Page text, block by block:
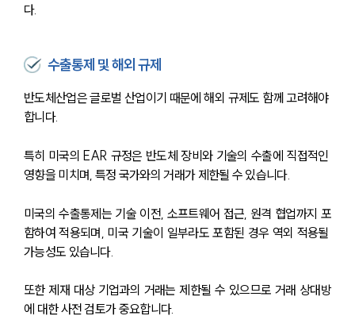
다.
수출통제 및 해외 규제
반도체산업은 글로벌 산업이기 때문에 해외 규제도 함께 고려해야
합니다.
특히 미국의 EAR 규정은 반도체 장비와 기술의 수출에 직접적인
영향을 미치며, 특정 국가와의 거래가 제한될 수 있습니다.
미국의 수출통제는 기술 이전, 소프트웨어 접근, 원격 협업까지 포
함하여 적용되며, 미국 기술이 일부라도 포함된 경우 역외 적용될
가능성도 있습니다.
또한 제재 대상 기업과의 거래는 제한될 수 있으므로 거래 상대방
에 대한 사전 검토가 중요합니다.